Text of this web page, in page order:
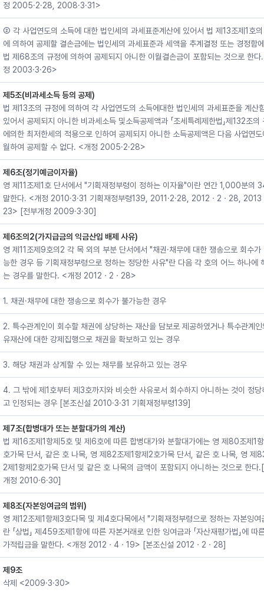
정 2005·2·28, 2008·3·31>
② 각 사업연도의 소득에 대한 법인세의 과세표준계산에 있어서 법 제13조제1호
에 의하여 공제할 결손금에는 법인세의 과세표준과 세액을 추계결정 또는 경정함
법 제68조의 규정에 의하여 공제되지 아니한 이월결손금이 포함되는 것으로 한
정 2003·3·26>
제5조(비과세소득 등의 공제)
법 제13조의 규정에 의하여 각 사업연도의 소득에대한 법인세의 과세표준을 계산
있어서 공제되지 아니한 비과세소득 및소득공제액과 「조세특례제한법」제132조의
에의한 최저한세의 적용으로 인하여 공제되지 아니한 소득공제액은 다음 사업연도
월하여 공제할 수 없다. <개정 2005·2·28>
제6조(정기예금이자율)
영 제11조제1호 단서에서 "기획재정부령이 정하는 이자율"이란 연간 1,000분의
말한다. <개정 2010·3·31 기획재정부령139, 2011·2·28, 2012ㆍ2ㆍ28, 2013
23> [전부개정 2009·3·30]
제6조의2(가지급금의 익금산입 배제 사유)
영 제11조제9호의2 각 목 외의 부분 단서에서 "채권·채무에 대한 쟁송으로 회수가
능한 경우 등 기획재정부령으로 정하는 정당한 사유"란 다음 각 호의 어느 하나에
는 경우를 말한다. <개정 2012ㆍ2ㆍ28>
1. 채권·채무에 대한 쟁송으로 회수가 불가능한 경우
2. 특수관계인이 회수할 채권에 상당하는 재산을 담보로 제공하였거나 특수관계
유재산에 대한 강제집행으로 채권을 확보하고 있는 경우
3. 해당 채권과 상계할 수 있는 채무를 보유하고 있는 경우
4. 그 밖에 제1호부터 제3호까지와 비슷한 사유로서 회수하지 아니하는 것이 정당
고 인정되는 경우 [본조신설 2010·3·31 기획재정부령139]
제7조(합병대가 또는 분할대가의 계산)
법 제16조제1항제5호 및 제6호에 따른 합병대가와 분할대가에는 영 제80조제1
호가목 단서, 같은 호 나목, 영 제82조제1항제2호가목 단서, 같은 호 나목, 영 제
2제1항제2호가목 단서 및 같은 호 나목의 금액이 포함되지 아니하는 것으로 한다
개정 2010·6·30]
제8조(자본잉여금의 범위)
영 제12조제1항제3호다목 및 제4호다목에서 "기획재정부령으로 정하는 자본잉여
란 「상법」 제459조제1항에 따른 자본거래로 인한 잉여금과 「자산재평가법」에 따
가적립금을 말한다. <개정 2012ㆍ4ㆍ19> [본조신설 2012ㆍ2ㆍ28]
제9조
삭제 <2009·3·30>